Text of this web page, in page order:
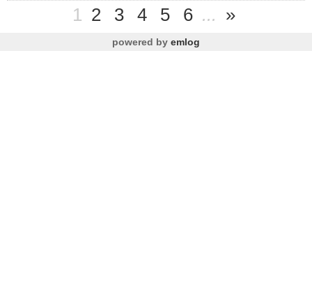
1 2 3 4 5 6 ... »
powered by emlog